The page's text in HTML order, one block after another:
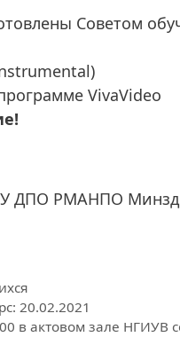
Советом
VivaVideo
ДПО РМАНПО
20.02.2021
в актовом зале НГИУВ